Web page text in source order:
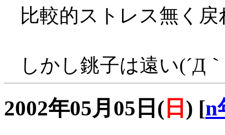
比較的ストレス無く
しかし銚子は遠い(´Д
2002年05月05日( 日 ) [n